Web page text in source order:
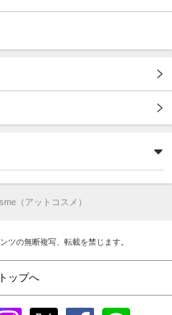
（アットコスメ）
ツの無断複写、転載を禁じます。
ップへ